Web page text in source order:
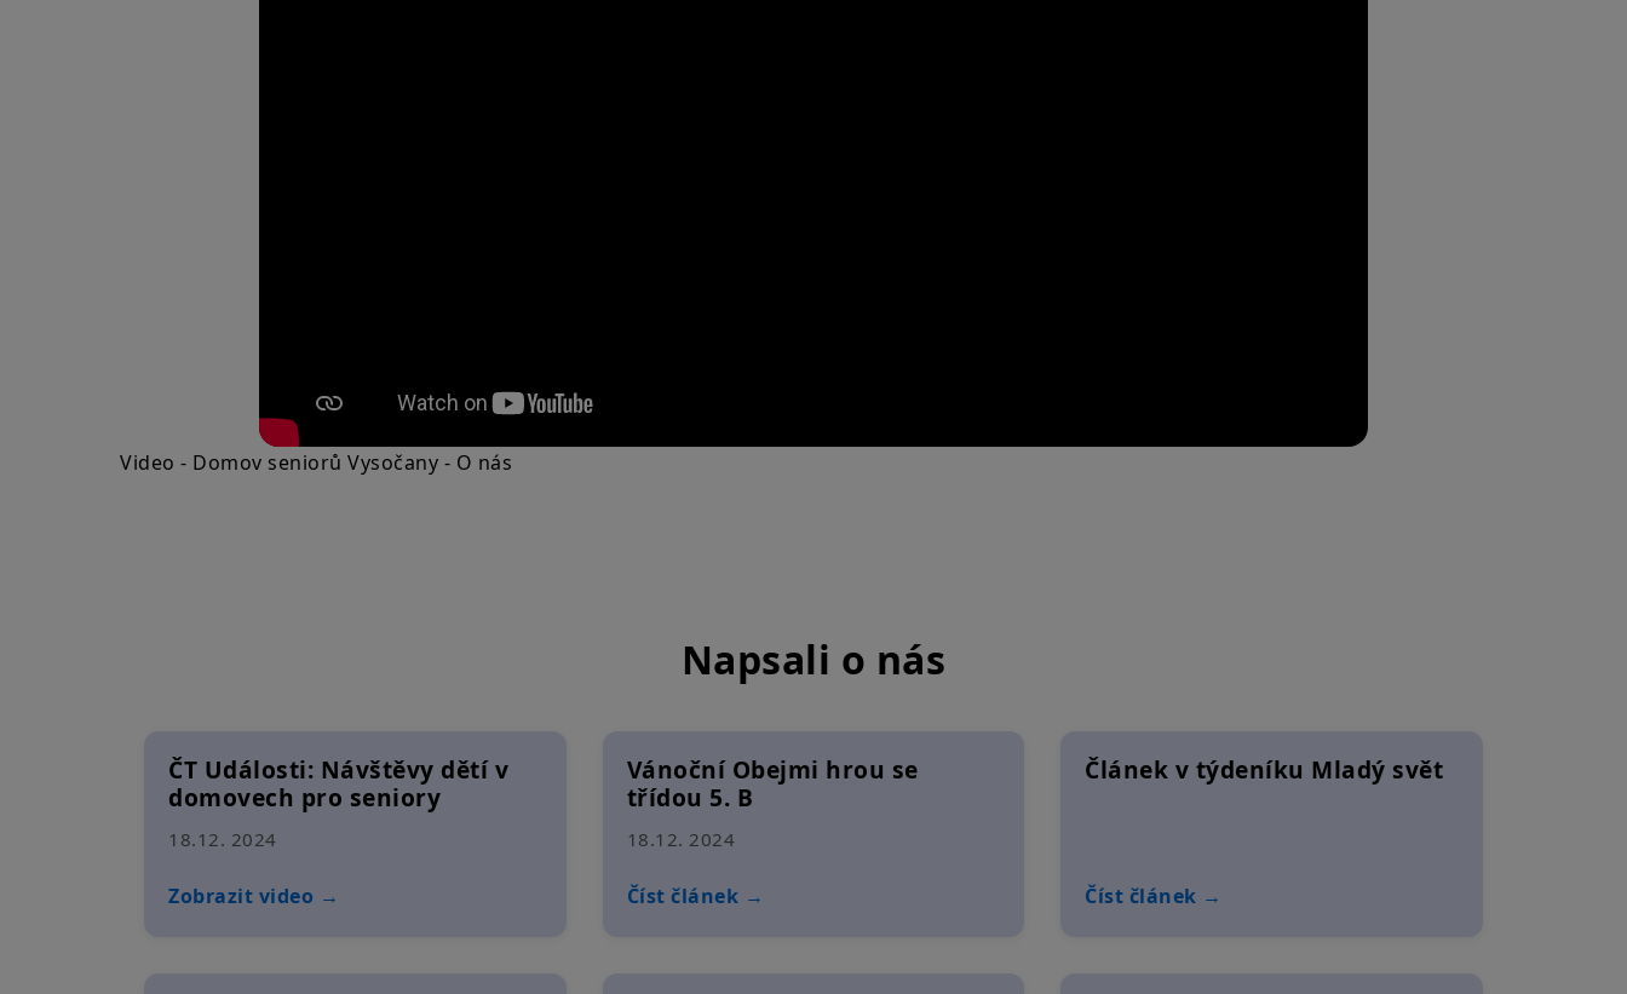
Video - Domov seniorů Vysočany - O nás
Napsali o nás
ČT Události: Návštěvy dětí v
domovech pro seniory
18.12. 2024
Zobrazit video →
Vánoční Obejmi hrou se
třídou 5. B
18.12. 2024
Číst článek →
Článek v týdeníku Mladý svět
Číst článek →